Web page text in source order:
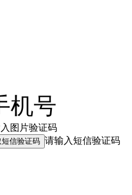
机号
图片验证码
短信验证码 请输入短信验证码